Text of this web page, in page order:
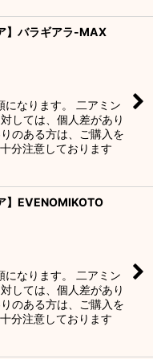
】バラギアラ-MAX
なります。 二アミン
しては、個人差があり
のある方は、ご購入を
分注意しております
】EVENOMIKOTO
なります。 二アミン
しては、個人差があり
のある方は、ご購入を
分注意しております